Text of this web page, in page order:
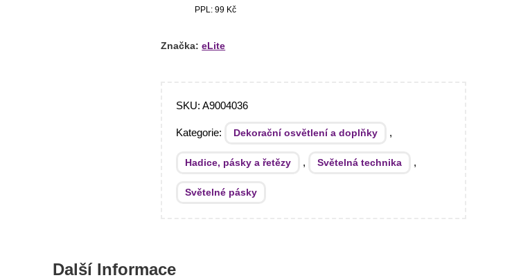
PPL: 99 Kč
Značka: eLite
SKU:A9004036
Kategorie: Dekorační osvětlení a doplňky ,
Hadice, pásky a řetězy , Světelná technika ,
Světelné pásky
Další Informace